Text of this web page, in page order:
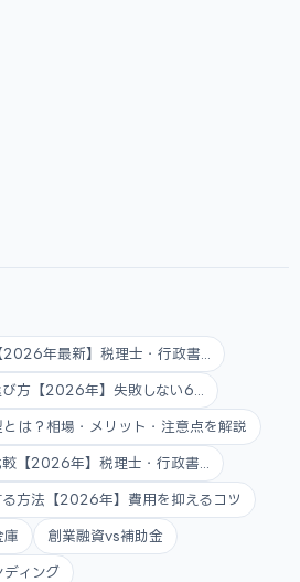
年最新】税理士・行政書...
方【2026年】失敗しない6...
は？相場・メリット・注意点を解説
【2026年】税理士・行政書...
方法【2026年】費用を抑えるコツ
庫 創業融資vs補助金
ィング